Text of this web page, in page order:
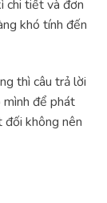
chi tiết và đơn
khó tính đến
thì câu trả lời
mình để phát
đối không nên